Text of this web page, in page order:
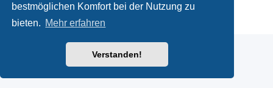
bestmöglichen Komfort bei der Nutzung zu
bieten. Mehr erfahren
Verstanden!
Deutsche Übersetzung durchphpBB.de
Datenschutz